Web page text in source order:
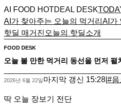
AI FOOD HOTDEAL DESK
AI가 찾아주는 오늘의 먹거리 AI가
핫딜 매거진 오늘의 핫딜소개
FOOD DESK
오늘 볼 만한 먹거리 동선을 먼저 펼
2026년 6월 22일마지막 갱신 15:28 #음
딱 오늘 장보기 전단